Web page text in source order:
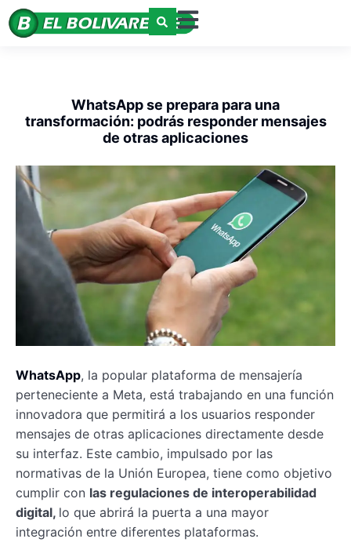
WhatsApp se prepara para una
transformación: podrás responder mensajes
de otras aplicaciones
WhatsApp, la popular plataforma de mensajería
perteneciente a Meta, está trabajando en una función
innovadora que permitirá a los usuarios responder
mensajes de otras aplicaciones directamente desde
su interfaz. Este cambio, impulsado por las
normativas de la Unión Europea, tiene como objetivo
cumplir con las regulaciones de interoperabilidad
digital, lo que abrirá la puerta a una mayor
integración entre diferentes plataformas.